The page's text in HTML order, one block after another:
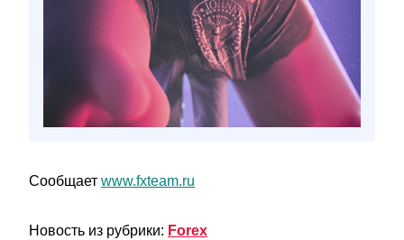
Сообщает www.fxteam.ru
Новость из рубрики: Forex